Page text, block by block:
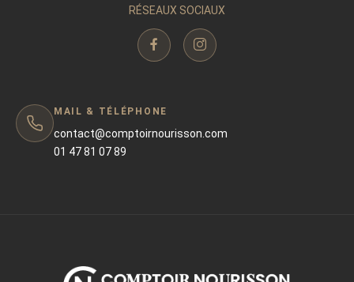
RÉSEAUX SOCIAUX
MAIL & TÉLÉPHONE
contact@comptoirnourisson.com
01 47 81 07 89